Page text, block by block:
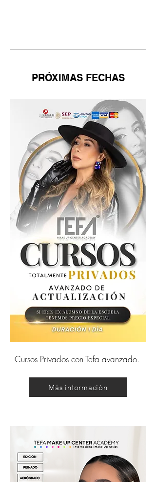
PRÓXIMAS FECHAS
Cursos Privados con Tefa avanzado.
Más información